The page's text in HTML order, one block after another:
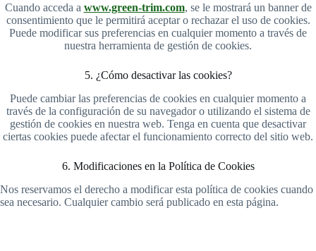
Cuando acceda a www.green-trim.com, se le mostrará un banner de
consentimiento que le permitirá aceptar o rechazar el uso de cookies.
Puede modificar sus preferencias en cualquier momento a través de
nuestra herramienta de gestión de cookies.
5. ¿Cómo desactivar las cookies?
Puede cambiar las preferencias de cookies en cualquier momento a
través de la configuración de su navegador o utilizando el sistema de
gestión de cookies en nuestra web. Tenga en cuenta que desactivar
ciertas cookies puede afectar el funcionamiento correcto del sitio web.
6. Modificaciones en la Política de Cookies
Nos reservamos el derecho a modificar esta política de cookies cuando
sea necesario. Cualquier cambio será publicado en esta página.